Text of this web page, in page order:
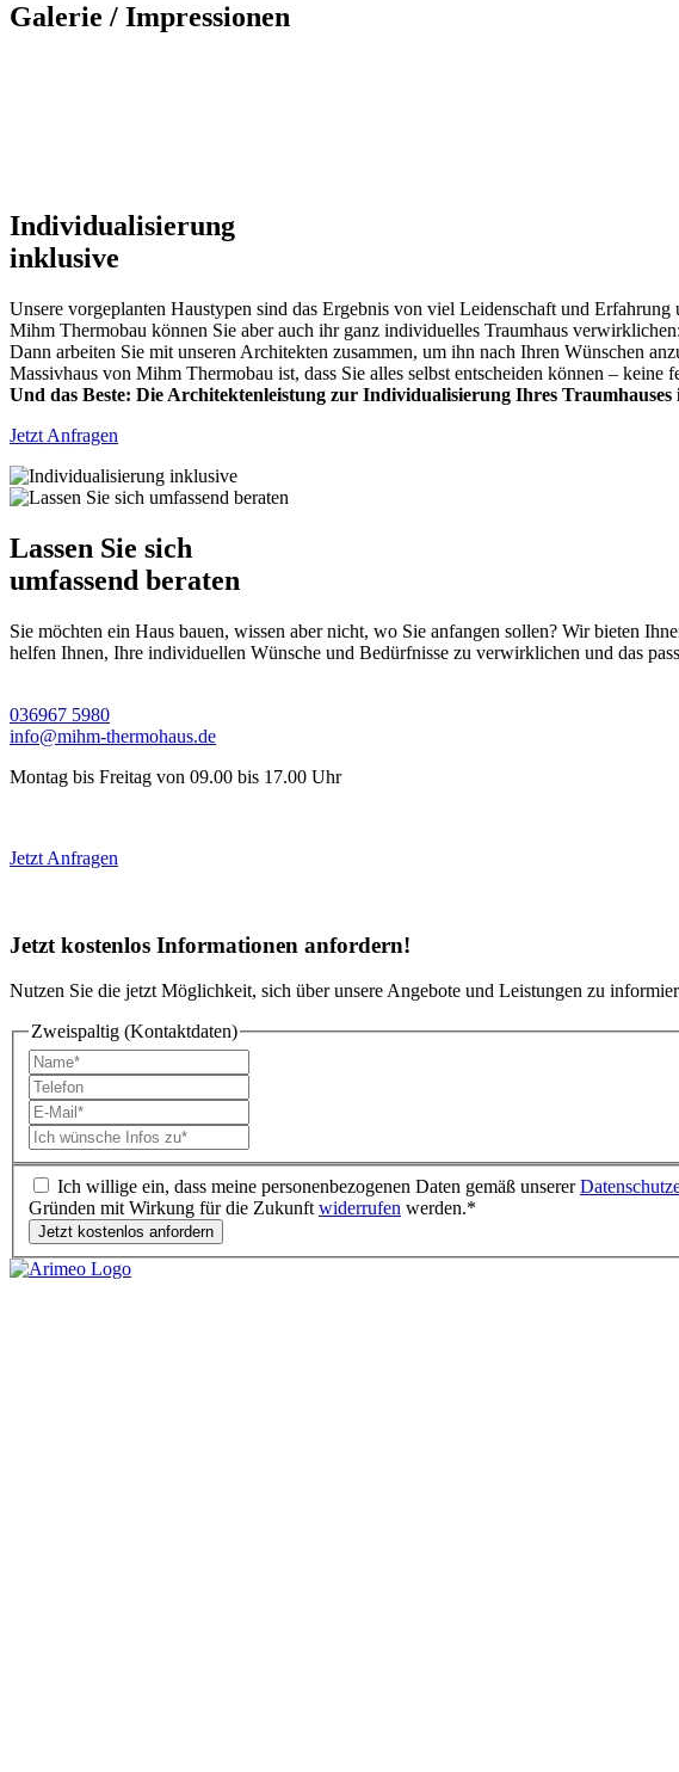
Galerie / Impressionen
Individualisierung
inklusive
Unsere vorgeplanten Haustypen sind das Ergebnis von viel Leidenschaft und
Mihm Thermobau können Sie aber auch ihr ganz individuelles Traumhaus
Dann arbeiten Sie mit unseren Architekten zusammen, um ihn nach Ihren Wünschen
Massivhaus von Mihm Thermobau ist, dass Sie alles selbst entscheiden können – keine
Und das Beste: Die Architektenleistung zur Individualisierung Ihres
Jetzt Anfragen
Lassen Sie sich
umfassend beraten
Sie möchten ein Haus bauen, wissen aber nicht, wo Sie anfangen sollen? Wir bieten
helfen Ihnen, Ihre individuellen Wünsche und Bedürfnisse zu verwirklichen und das
036967 5980
info@mihm-thermohaus.de
Montag bis Freitag von 09.00 bis 17.00 Uhr
Jetzt Anfragen
Jetzt kostenlos Informationen anfordern!
Nutzen Sie die jetzt Möglichkeit, sich über unsere Angebote und Leistungen zu
Zweispaltig (Kontaktdaten)
Ich willige ein, dass meine personenbezogenen Daten gemäß unserer
Gründen mit Wirkung für die Zukunft widerrufen werden.*